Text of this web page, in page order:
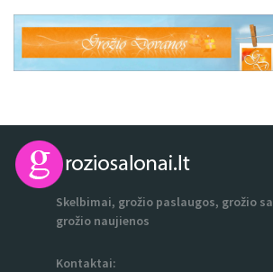
Skelbimai, grožio paslaugos, grožio
grožio naujienos
Kontaktai: